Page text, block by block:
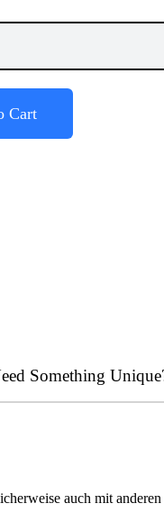
Cart
Something
auch mit